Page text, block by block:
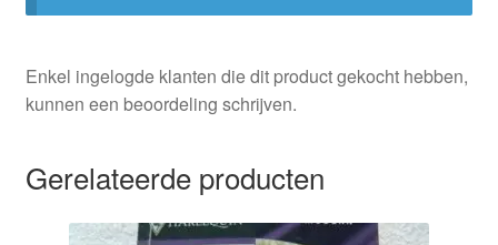
Enkel ingelogde klanten die dit product gekocht hebben,
kunnen een beoordeling schrijven.
Gerelateerde producten